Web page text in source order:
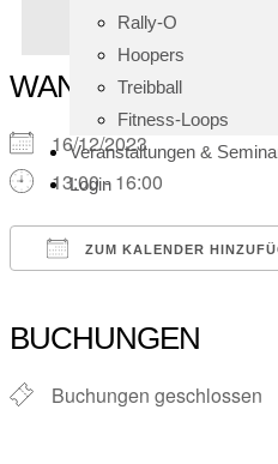
Rally-O
Hoopers
Treibball
Fitness-Loops
Veranstaltungen &
Login
WANN
16/12/2023
13:00 - 16:00
ZUM KALENDER
BUCHUNGEN
Buchungen geschlossen